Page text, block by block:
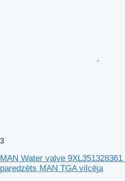
3
MAN Water valve
paredzēts MAN TGA vilcēja